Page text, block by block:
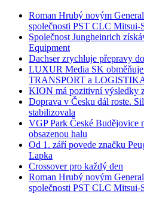
Roman Hrubý novým
společnosti PST CLC Mitsui-
Společnost Jungheinrich
Equipment
Dachser zrychluje přepravy
LUXUR Media SK obměňuje
TRANSPORT a
KION má pozitivní výsledky
Doprava v Česku dál roste.
stabilizovala
VGP Park České Budějovice
obsazenou halu
Od 1. září povede značku
Lapka
Crossover pro každý den
Roman Hrubý novým
společnosti PST CLC Mitsui-